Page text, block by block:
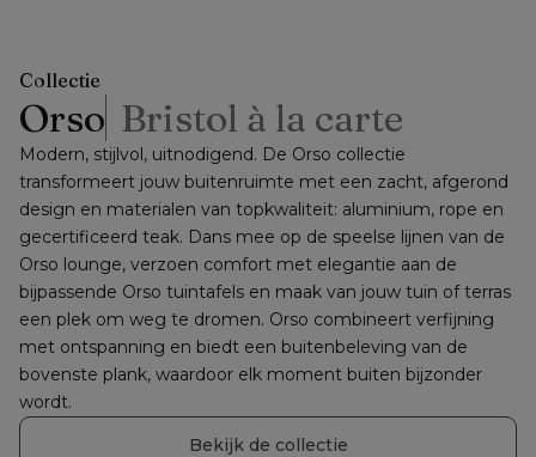
Collectie
Orso Bristol à la carte
Modern, stijlvol, uitnodigend. De Orso collectie
transformeert jouw buitenruimte met een zacht, afgerond
design en materialen van topkwaliteit: aluminium, rope en
gecertificeerd teak. Dans mee op de speelse lijnen van de
Orso lounge, verzoen comfort met elegantie aan de
bijpassende Orso tuintafels en maak van jouw tuin of terras
een plek om weg te dromen. Orso combineert verfijning
met ontspanning en biedt een buitenbeleving van de
bovenste plank, waardoor elk moment buiten bijzonder
wordt.
Bekijk de collectie